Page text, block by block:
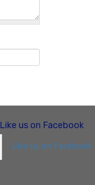
Like us on Facebook
Like us on Facebook